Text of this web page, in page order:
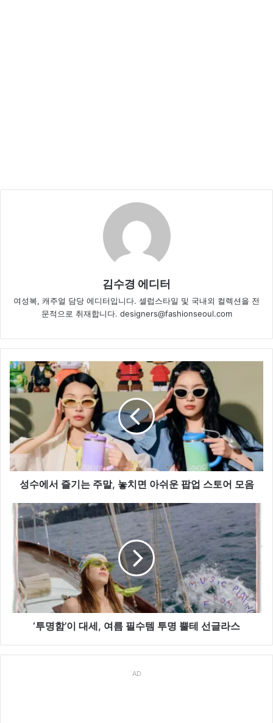
김수경 에디터
여성복, 캐주얼 담당 에디터입니다. 셀럽스타일 및 국내외 컬렉션을 전
문적으로 취재합니다. designers@fashionseoul.com
성
수
에
서
즐
기
는
주
말,
면
아
쉬
운
팝
어
성수에서 즐기는 주말, 놓치면 아쉬운 팝업 스토어 모음
‘투
함’이
대
수
‘투명함’이 대세, 여름 필수템 투명 뿔테 선글라스
AD